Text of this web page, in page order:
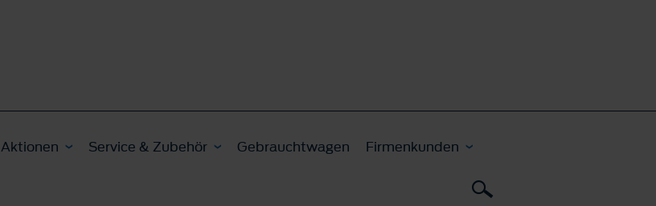
Aktionen Service & Zubehör Gebrauchtwagen Firmenkunden